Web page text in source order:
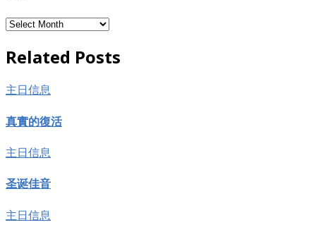
存
Related Posts
主日信息
真實的復活
主日信息
圣诞佳音
主日信息